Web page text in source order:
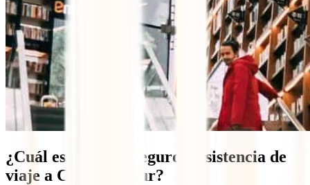
¿Cuál es el mejor seguro y asistencia de
viaje a Corea del Sur?